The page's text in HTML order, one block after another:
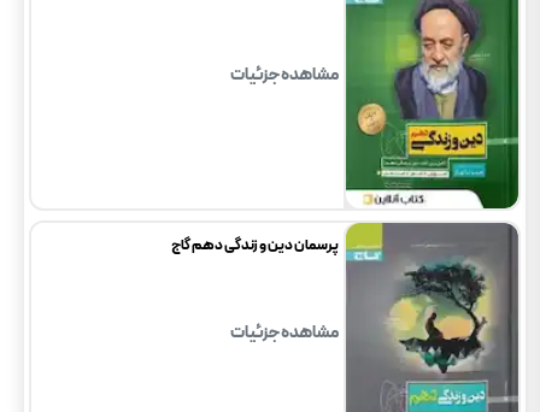
مشاهده جزئیات
پرسمان دین و زندگی دهم گاج
مشاهده جزئیات